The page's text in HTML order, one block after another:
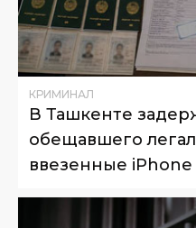
КРИМИНАЛ
В Ташкенте
обещавшего
ввезенные iPhone